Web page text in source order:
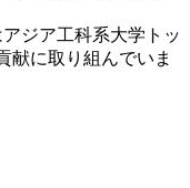
ジア工科系大学トッ
献に取り組んでいま